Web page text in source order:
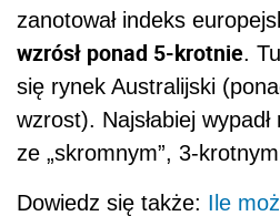
zanotował indeks
wzrósł ponad 5-krotnie.
się rynek Australijski
wzrost). Najsłabiej
ze „skromnym”, 3-
Dowiedz się także: Ile